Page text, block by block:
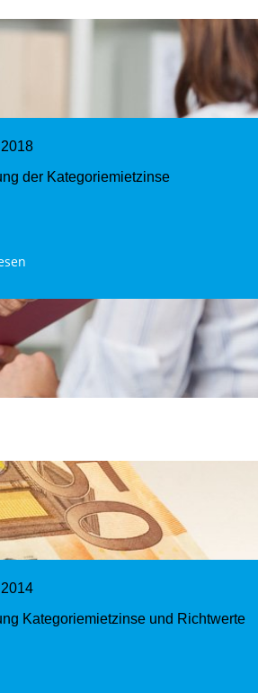
der Kategoriemietzinse
Kategoriemietzinse und Richtwerte